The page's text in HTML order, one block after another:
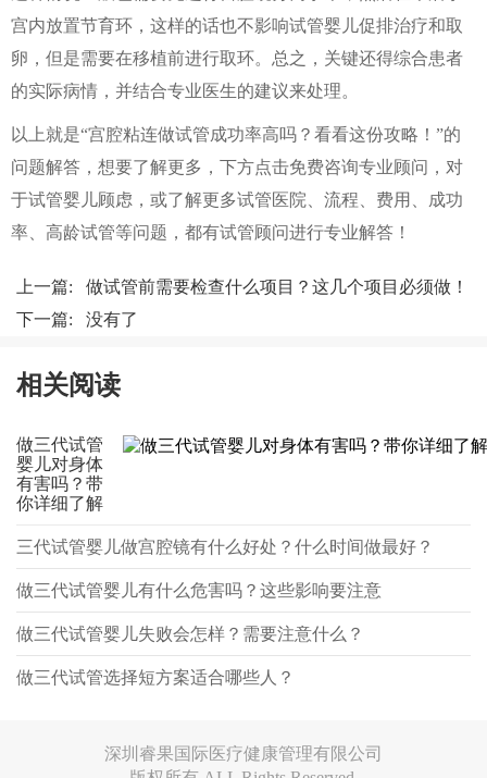
宫内放置节育环，这样的话也不影响试管婴儿促排治疗和取
卵，但是需要在移植前进行取环。总之，关键还得综合患者
的实际病情，并结合专业医生的建议来处理。
以上就是“宫腔粘连做试管成功率高吗？看看这份攻略！”的
问题解答，想要了解更多，下方点击免费咨询专业顾问，对
于试管婴儿顾虑，或了解更多试管医院、流程、费用、成功
率、高龄试管等问题，都有试管顾问进行专业解答！
上一篇: 做试管前需要检查什么项目？这几个项目必须做！
下一篇: 没有了
相关阅读
做三代试管
婴儿对身体
有害吗？带
你详细了解
三代试管婴儿做宫腔镜有什么好处？什么时间做最好？
做三代试管婴儿有什么危害吗？这些影响要注意
做三代试管婴儿失败会怎样？需要注意什么？
做三代试管选择短方案适合哪些人？
深圳睿果国际医疗健康管理有限公司